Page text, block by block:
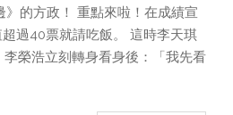
的方政！ 重點來啦！在成績宣
過40票就請吃飯。 這時李天琪
榮浩立刻轉身看身後：「我先看